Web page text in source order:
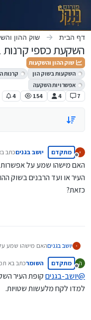
דילוג לתוכן
דף הבית שוק ההון
השקעת כספי קרנות
שוק ההון והשקעות
השקעות בשוק הון
קרנות
אפשרויות השקעה
7
4
154
4
מנותק
מתקדם יושב בגניםכתב ב
נערך
האם מישהו שמע על אפשרות
העיר או ועד הרבנים בשוק
כזאת?
יושב בגניםהאם מישהו שמע
אפשרות כזאת?
ה
מנותק
מתקדם השומרכתב בא נערך
@יושב-בגניםקופת העיר
למדו לקח מלעשות שטויות.